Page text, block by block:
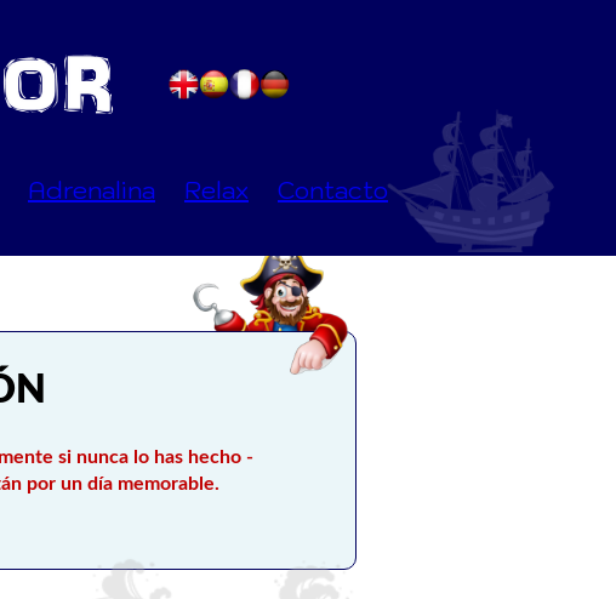
Adrenalina Relax Contacto
si nunca lo has hecho -
por un día memorable.